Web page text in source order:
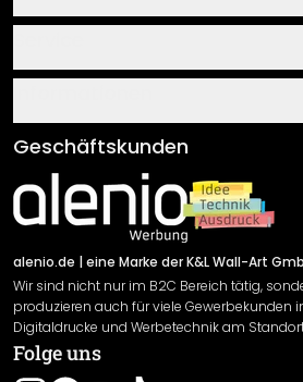
Über uns
Klebe- und Montageanleitungen
Newsletter An-/Abmeldung
Sendungsverfolgung
AGB
Impressum
Versand & Zahlung
Rücksendung
Widerrufsrecht
Datenschutzerklärung
Gewährleistung
Geschäftskunden
alenio.de | eine Marke der K&L Wall-Art
Wir sind nicht nur im B2C Bereich tätig,
produzieren auch für viele Gewerbekunden
Digitaldrucke und Werbetechnik am
Folge uns